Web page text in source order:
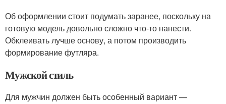
Об оформлении стоит подумать заранее, поскольку на
готовую модель довольно сложно что-то нанести.
Обклеивать лучше основу, а потом производить
формирование футляра.
Мужской стиль
Для мужчин должен быть особенный вариант —